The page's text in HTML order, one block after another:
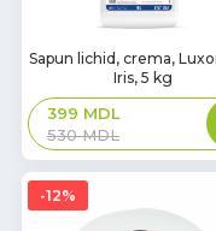
Sapun lichid, crema,
Iris, 5 kg
530MDL
399 MDL
12%